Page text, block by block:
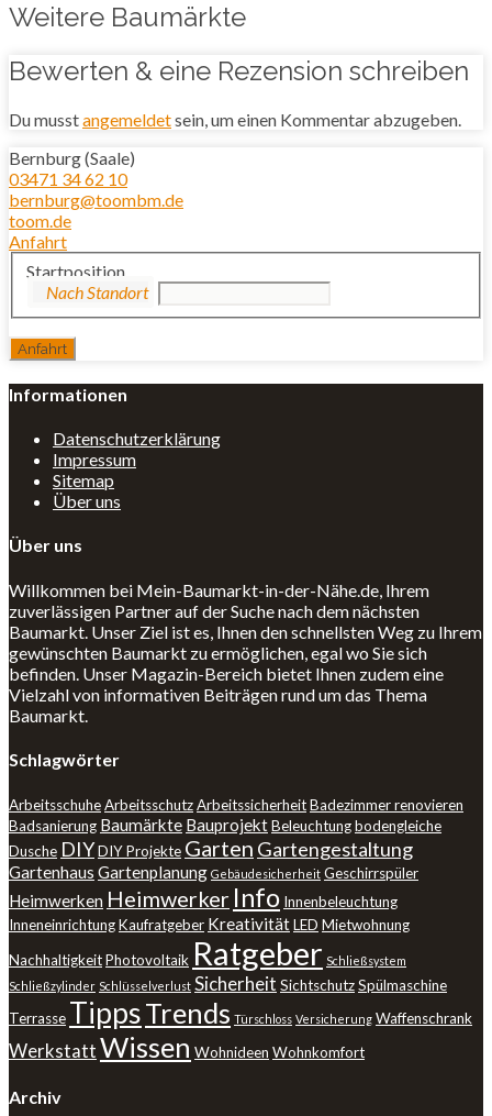
Weitere Baumärkte
Bewerten & eine Rezension schreiben
Du musstangemeldetsein, um einen Kommentar abzugeben.
Bernburg (Saale)
03471 34 62 10
bernburg@toombm.de
toom.de
Anfahrt
Startposition
Informationen
Datenschutzerklärung
Impressum
Sitemap
Über uns
Über uns
Willkommen bei Mein-Baumarkt-in-der-Nähe.de, Ihrem
zuverlässigen Partner auf der Suche nach dem nächsten
Baumarkt. Unser Ziel ist es, Ihnen den schnellsten Weg zu Ihrem
gewünschten Baumarkt zu ermöglichen, egal wo Sie sich
befinden. Unser Magazin-Bereich bietet Ihnen zudem eine
Vielzahl von informativen Beiträgen rund um das Thema
Baumarkt.
Schlagwörter
ArbeitsschuheArbeitsschutzArbeitssicherheitBadezimmer renovieren
Badsanierung Baumärkte BauprojektBeleuchtungbodengleiche
Dusche DIYDIY Projekte Garten Gartengestaltung
Gartenhaus Gartenplanung Gebäudesicherheit Geschirrspüler
Heimwerken Heimwerker Info Innenbeleuchtung
InneneinrichtungKaufratgeber KreativitätLED Mietwohnung
NachhaltigkeitPhotovoltaik Ratgeber Schließsystem
Schließzylinder Schlüsselverlust Sicherheit SichtschutzSpülmaschine
Terrasse TippsTrends Türschloss Versicherung Waffenschrank
WerkstattWissen Wohnideen Wohnkomfort
Archiv